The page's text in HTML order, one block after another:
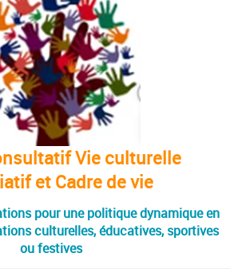
Vie culturelle
et Cadre de vie
pour une politique dynamique en
culturelles, éducatives, sportives
ou festives